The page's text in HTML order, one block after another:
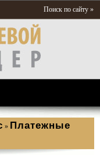
Поиск по сайту »
» Платежные